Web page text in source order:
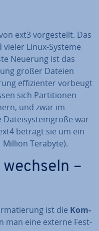
ext3 vor­ge­stellt. Das
Linux-Systeme
Neuerung ist das
großer Dateien
ef­fi­zi­en­ter vorbeugt
sich Par­ti­tio­nen
und zwar im
Da­tei­sys­tem­grö­ße war
beträgt sie um ein
Million Terabyte).
–
ist die Kom­
man eine externe Fest­